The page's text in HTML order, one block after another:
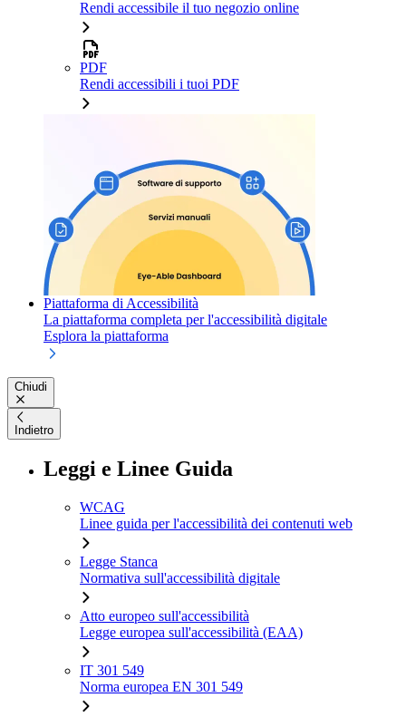
Rendi accessibile il tuo negozio online
PDF
Rendi accessibili i tuoi PDF
Piattaforma di Accessibilità
La piattaforma completa per l'accessibilità digitale
Esplora la piattaforma
Chiudi
Indietro
Leggi e Linee Guida
WCAG
Linee guida per l'accessibilità dei contenuti web
Legge Stanca
Normativa sull'accessibilità digitale
Atto europeo sull'accessibilità
Legge europea sull'accessibilità (EAA)
IT 301 549
Norma europea EN 301 549